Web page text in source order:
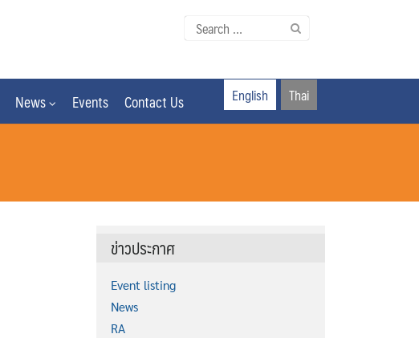
Search
News Events Contact Us English Thai
ข่าวประกาศ
Event listing
News
RA